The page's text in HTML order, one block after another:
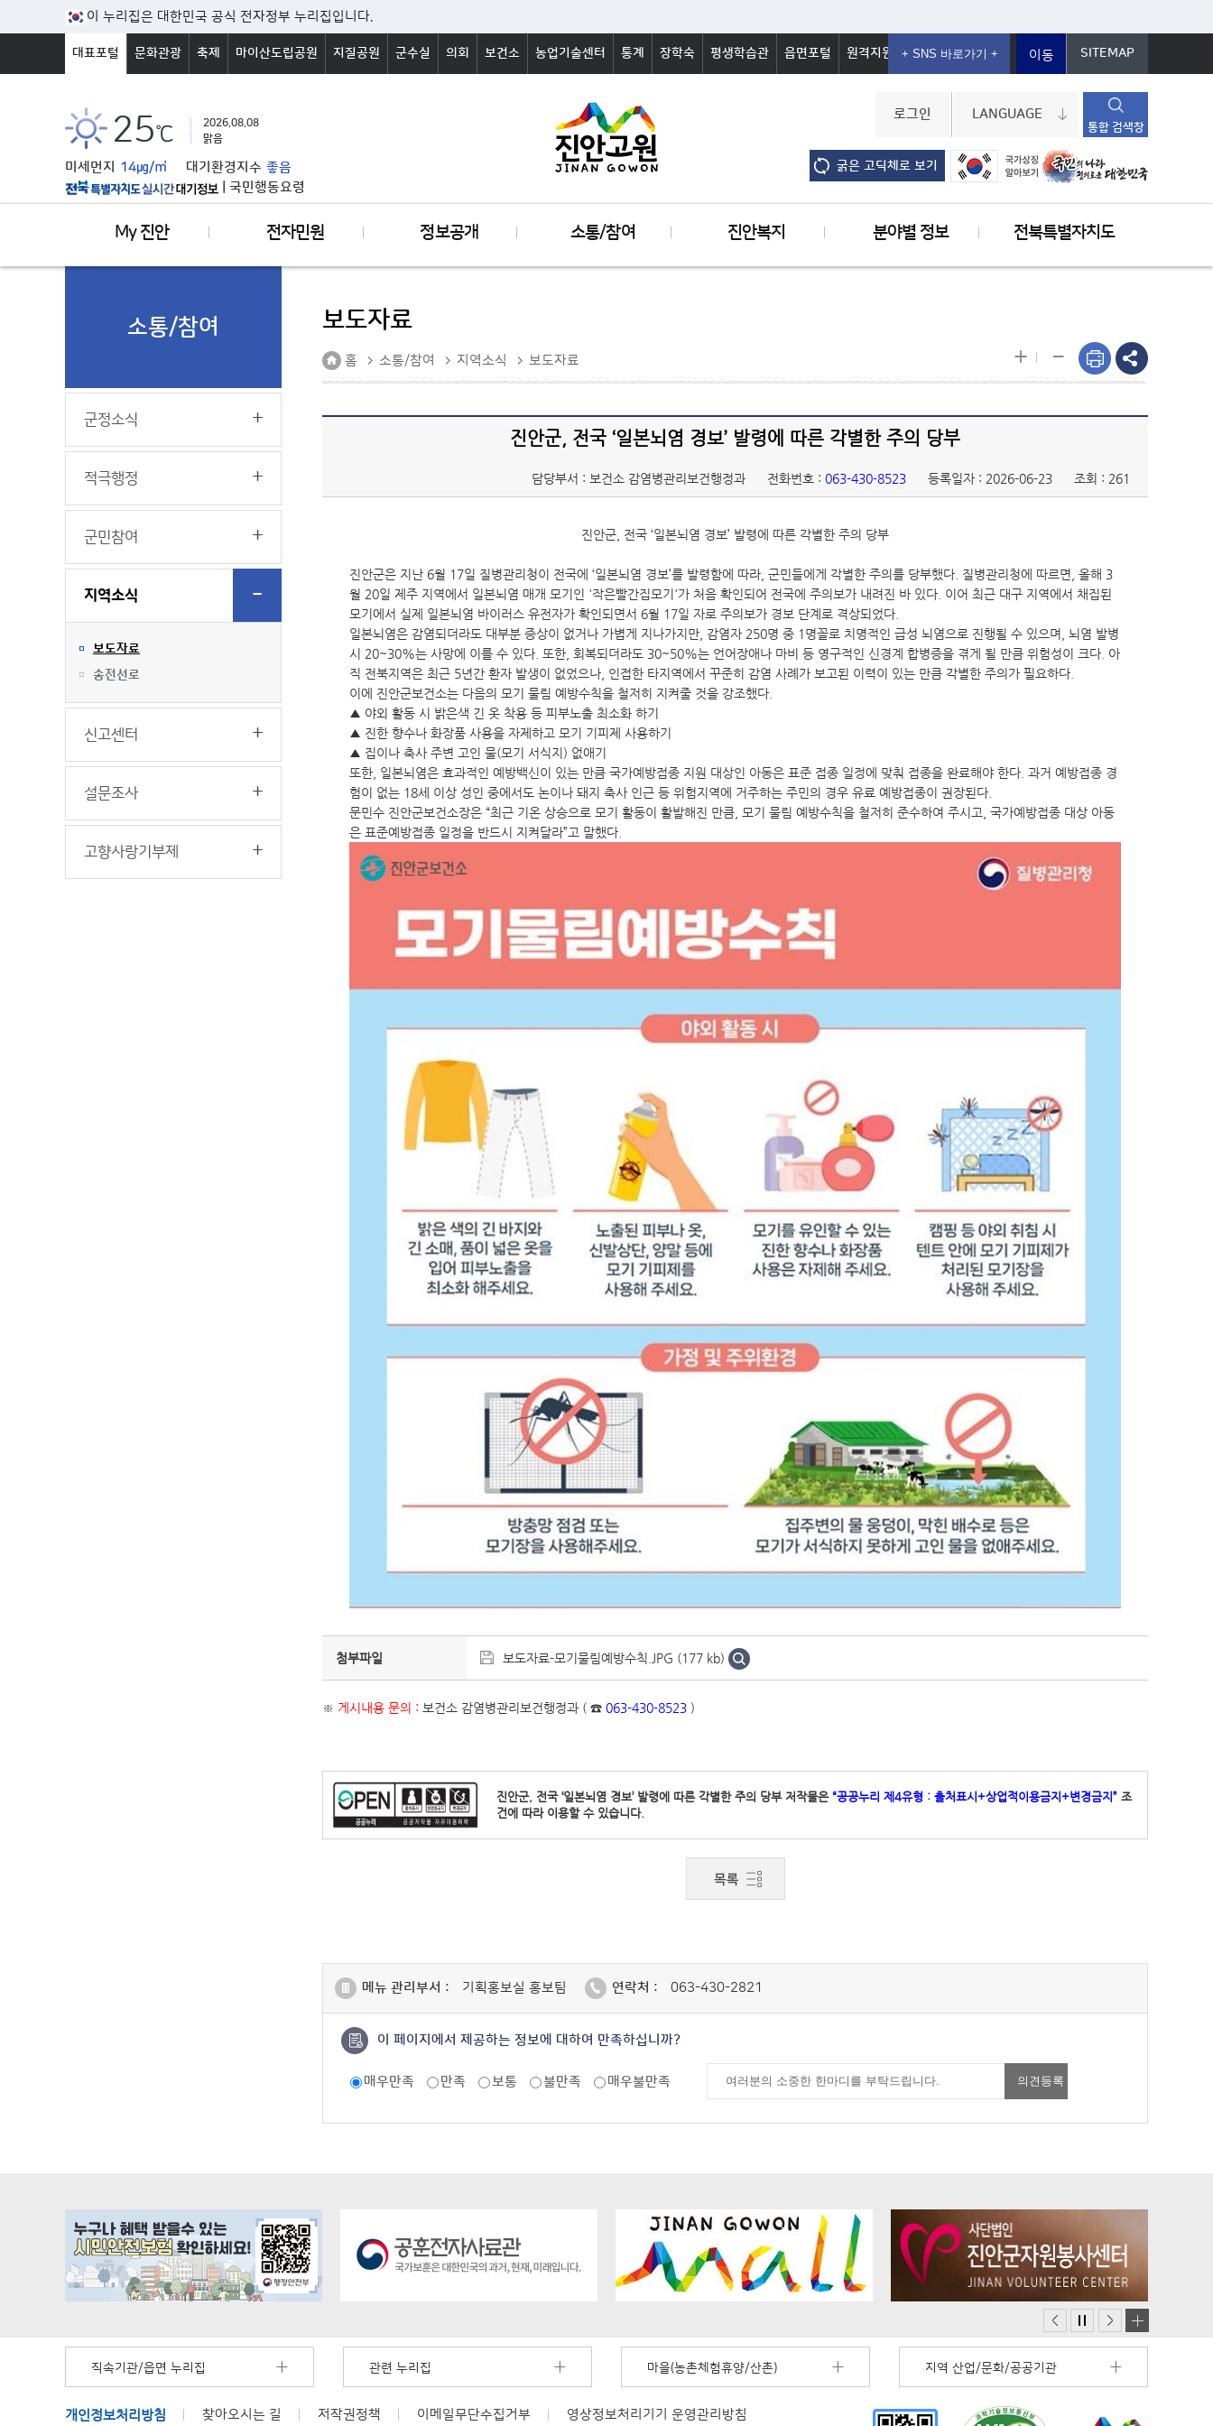
본문바로가기 이 누리집은 대한민국 공식 전자정부 누리집입니다.
대표포털 문화관광 축제 마이산도립공원 지질공원 군수실 의회 보건소 농업기술센터 통계 장학숙 평생학습관 읍면포털 원격지원 이동 SITEMAP
25℃
2026.08.08
맑음
미세먼지 14㎍/㎥ 대기환경지수 좋음
국민행동요령
로그인 LANGUAGE
통합 검색창
굵은 고딕체로 보기
My 진안 전자민원 정보공개 소통/참여 진안복지 분야별 정보 전북특별자치도
소통/참여
군정소식
적극행정
군민참여
지역소식
보도자료
송전선로
신고센터
설문조사
고향사랑기부제
보도자료
홈 소통/참여 지역소식 보도자료 + -
진안군, 전국 ‘일본뇌염 경보’ 발령에 따른 각별한 주의 당부
담당부서 : 보건소 감염병관리보건행정과 전화번호 : 063-430-8523 등록일자 : 2026-06-23 조회 : 261
진안군, 전국 ‘일본뇌염 경보’ 발령에 따른 각별한 주의 당부
진안군은 지난 6월 17일 질병관리청이 전국에 ‘일본뇌염 경보’를 발령함에 따라, 군민들에게 각별한 주의를 당부했다. 질병관리청에 따르면, 올해 3
월 20일 제주 지역에서 일본뇌염 매개 모기인 '작은빨간집모기'가 처음 확인되어 전국에 주의보가 내려진 바 있다. 이어 최근 대구 지역에서 채집된
모기에서 실제 일본뇌염 바이러스 유전자가 확인되면서 6월 17일 자로 주의보가 경보 단계로 격상되었다.
일본뇌염은 감염되더라도 대부분 증상이 없거나 가볍게 지나가지만, 감염자 250명 중 1명꼴로 치명적인 급성 뇌염으로 진행될 수 있으며, 뇌염 발병
시 20~30%는 사망에 이를 수 있다. 또한, 회복되더라도 30~50%는 언어장애나 마비 등 영구적인 신경계 합병증을 겪게 될 만큼 위험성이 크다. 아
직 전북지역은 최근 5년간 환자 발생이 없었으나, 인접한 타지역에서 꾸준히 감염 사례가 보고된 이력이 있는 만큼 각별한 주의가 필요하다.
이에 진안군보건소는 다음의 모기 물림 예방수칙을 철저히 지켜줄 것을 강조했다.
▲ 야외 활동 시 밝은색 긴 옷 착용 등 피부노출 최소화 하기
▲ 진한 향수나 화장품 사용을 자제하고 모기 기피제 사용하기
▲ 집이나 축사 주변 고인 물(모기 서식지) 없애기
또한, 일본뇌염은 효과적인 예방백신이 있는 만큼 국가예방접종 지원 대상인 아동은 표준 접종 일정에 맞춰 접종을 완료해야 한다. 과거 예방접종 경
험이 없는 18세 이상 성인 중에서도 논이나 돼지 축사 인근 등 위험지역에 거주하는 주민의 경우 유료 예방접종이 권장된다.
문민수 진안군보건소장은 “최근 기온 상승으로 모기 활동이 활발해진 만큼, 모기 물림 예방수칙을 철저히 준수하여 주시고, 국가예방접종 대상 아동
은 표준예방접종 일정을 반드시 지켜달라”고 말했다.
첨부파일 보도자료-모기물림예방수칙.JPG (177 kb)
※ 게시내용 문의 : 보건소 감염병관리보건행정과 ( ☎ 063-430-8523 )
진안군, 전국 ‘일본뇌염 경보’ 발령에 따른 각별한 주의 당부 저작물은 “공공누리 제4유형 : 출처표시+상업적이용금지+변경금지” 조
건에 따라 이용할 수 있습니다.
메뉴 관리부서 : 기획홍보실 홍보팀 연락처 : 063-430-2821
이 페이지에서 제공하는 정보에 대하여 만족하십니까?
매우만족 만족 보통 불만족 매우불만족
직속기관/읍면 누리집 관련 누리집 마을(농촌체험휴양/산촌) 지역 산업/문화/공공기관
개인정보처리방침 찾아오시는 길 저작권정책 이메일무단수집거부 영상정보처리기기 운영관리방침